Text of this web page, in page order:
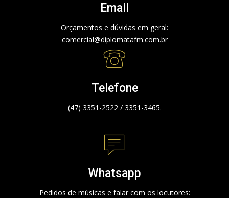
Email
Orçamentos e dúvidas em geral:
comercial@diplomatafm.com.br
Telefone
(47) 3351-2522 / 3351-3465.
Whatsapp
Pedidos de músicas e falar com os locutores: